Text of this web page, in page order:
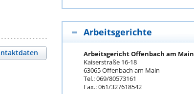
Arbeitsgerichte
Arbeitsgericht Offenbach am Main
Kaiserstraße 16-18
63065 Offenbach am Main
Tel.: 069/80573161
Fax.: 061/327618542